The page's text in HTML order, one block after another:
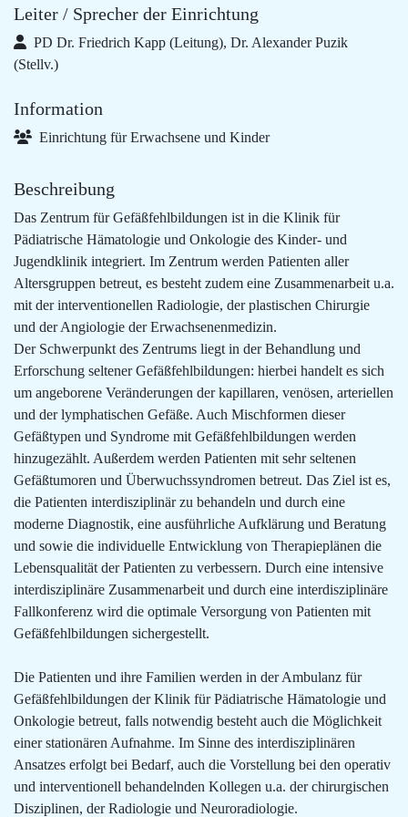
Leiter / Sprecher der Einrichtung
PD Dr. Friedrich Kapp (Leitung), Dr. Alexander Puzik
(Stellv.)
Information
Einrichtung für Erwachsene und Kinder
Beschreibung
Das Zentrum für Gefäßfehlbildungen ist in die Klinik für
Pädiatrische Hämatologie und Onkologie des Kinder- und
Jugendklinik integriert. Im Zentrum werden Patienten aller
Altersgruppen betreut, es besteht zudem eine Zusammenarbeit u.a.
mit der interventionellen Radiologie, der plastischen Chirurgie
und der Angiologie der Erwachsenenmedizin.
Der Schwerpunkt des Zentrums liegt in der Behandlung und
Erforschung seltener Gefäßfehlbildungen: hierbei handelt es sich
um angeborene Veränderungen der kapillaren, venösen, arteriellen
und der lymphatischen Gefäße. Auch Mischformen dieser
Gefäßtypen und Syndrome mit Gefäßfehlbildungen werden
hinzugezählt. Außerdem werden Patienten mit sehr seltenen
Gefäßtumoren und Überwuchssyndromen betreut. Das Ziel ist es,
die Patienten interdisziplinär zu behandeln und durch eine
moderne Diagnostik, eine ausführliche Aufklärung und Beratung
und sowie die individuelle Entwicklung von Therapieplänen die
Lebensqualität der Patienten zu verbessern. Durch eine intensive
interdisziplinäre Zusammenarbeit und durch eine interdisziplinäre
Fallkonferenz wird die optimale Versorgung von Patienten mit
Gefäßfehlbildungen sichergestellt.
Die Patienten und ihre Familien werden in der Ambulanz für
Gefäßfehlbildungen der Klinik für Pädiatrische Hämatologie und
Onkologie betreut, falls notwendig besteht auch die Möglichkeit
einer stationären Aufnahme. Im Sinne des interdisziplinären
Ansatzes erfolgt bei Bedarf, auch die Vorstellung bei den operativ
und interventionell behandelnden Kollegen u.a. der chirurgischen
Disziplinen, der Radiologie und Neuroradiologie.